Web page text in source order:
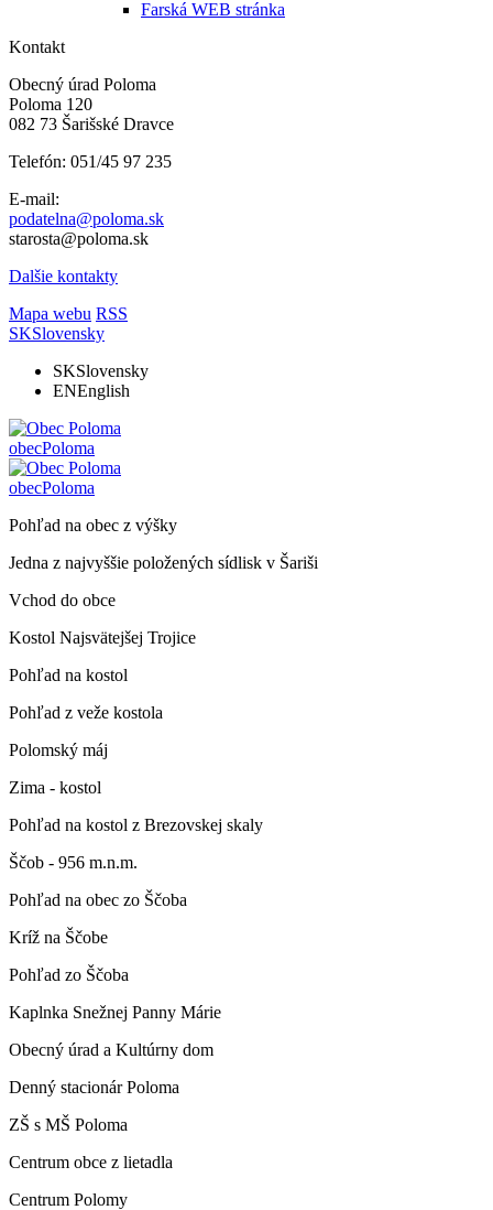
Farská WEB stránka
Kontakt
Obecný úrad Poloma
Poloma 120
082 73 Šarišské Dravce
Telefón: 051/45 97 235
E-mail:
podatelna@poloma.sk
starosta@poloma.sk
Dalšie kontakty
Mapa webu RSS
SKSlovensky
SKSlovensky
ENEnglish
obecPoloma
obecPoloma
Pohľad na obec z výšky
Jedna z najvyššie položených sídlisk v Šariši
Vchod do obce
Kostol Najsvätejšej Trojice
Pohľad na kostol
Pohľad z veže kostola
Polomský máj
Zima - kostol
Pohľad na kostol z Brezovskej skaly
Ščob - 956 m.n.m.
Pohľad na obec zo Ščoba
Kríž na Ščobe
Pohľad zo Ščoba
Kaplnka Snežnej Panny Márie
Obecný úrad a Kultúrny dom
Denný stacionár Poloma
ZŠ s MŠ Poloma
Centrum obce z lietadla
Centrum Polomy